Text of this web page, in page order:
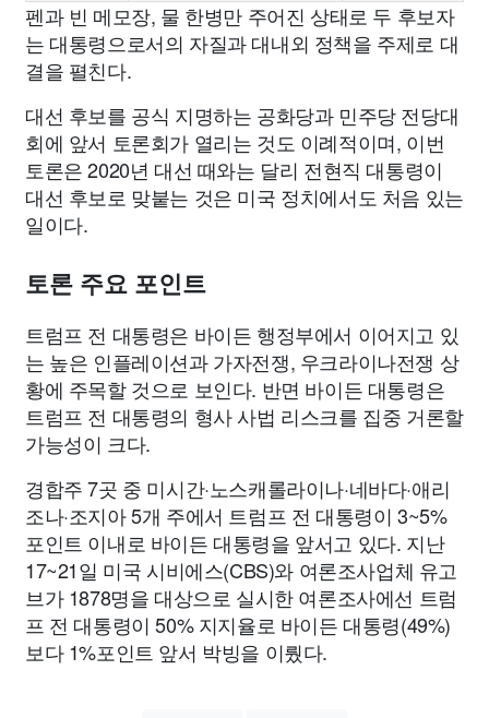
펜과 빈 메모장, 물 한병만 주어진 상태로 두 후보자
는 대통령으로서의 자질과 대내외 정책을 주제로 대
결을 펼친다.
대선 후보를 공식 지명하는 공화당과 민주당 전당대
회에 앞서 토론회가 열리는 것도 이례적이며, 이번
토론은 2020년 대선 때와는 달리 전현직 대통령이
대선 후보로 맞붙는 것은 미국 정치에서도 처음 있는
일이다.
토론 주요 포인트
트럼프 전 대통령은 바이든 행정부에서 이어지고 있
는 높은 인플레이션과 가자전쟁, 우크라이나전쟁 상
황에 주목할 것으로 보인다. 반면 바이든 대통령은
트럼프 전 대통령의 형사 사법 리스크를 집중 거론할
가능성이 크다.
경합주 7곳 중 미시간·노스캐롤라이나·네바다·애리
조나·조지아 5개 주에서 트럼프 전 대통령이 3~5%
포인트 이내로 바이든 대통령을 앞서고 있다. 지난
17~21일 미국 시비에스(CBS)와 여론조사업체 유고
브가 1878명을 대상으로 실시한 여론조사에선 트럼
프 전 대통령이 50% 지지율로 바이든 대통령(49%)
보다 1%포인트 앞서 박빙을 이뤘다.